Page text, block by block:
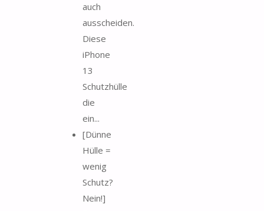
auch
ausscheiden.
Diese
iPhone
13
Schutzhülle
die
ein...
[Dünne
Hülle =
wenig
Schutz?
Nein!]